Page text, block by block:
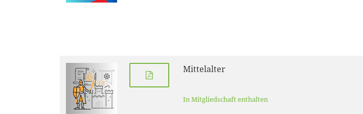
Mittelalter
In Mitgliedschaft enthalten